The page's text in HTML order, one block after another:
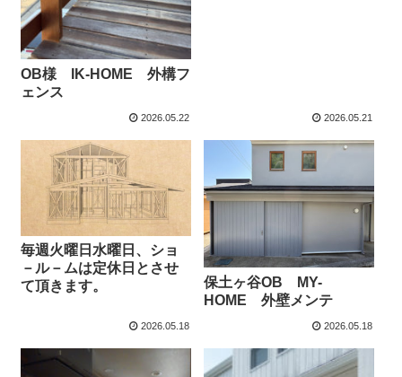
OB様 IK-HOME 外構フ
ェンス
2026.05.22 2026.05.21
毎週火曜日水曜日、ショ
－ル－ムは定休日とさせ
て頂きます。
2026.05.18
保土ヶ谷OB MY-
HOME 外壁メンテ
2026.05.18